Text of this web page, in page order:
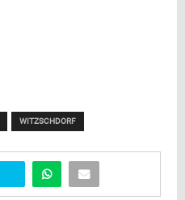
WITZSCHDORF